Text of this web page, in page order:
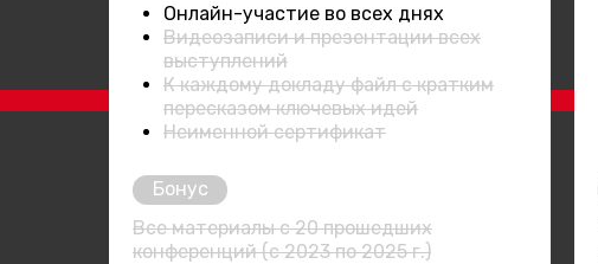
Все материалы с 20 прошедших
конференций (с 2023 по 2025 г.)
Бонус
Онлайн-участие во всех днях
Видеозаписи и презентации всех
выступлений
К каждому докладу файл с кратким
пересказом ключевых идей
Неименной сертификат